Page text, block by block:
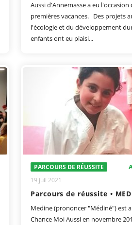
Aussi d'Annemasse a eu l'occasion
premières vacances. Des projets
l'écologie et du développement
enfants ont eu plaisi...
PARCOURS DE RÉUSSITE
19 juil 2021
Medine (prononcer "Médiné") est
Chance Moi Aussi en novembre